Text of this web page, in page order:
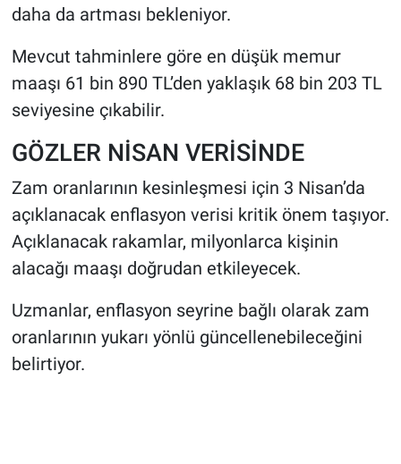
daha da artması bekleniyor.
Mevcut tahminlere göre en düşük memur
maaşı 61 bin 890 TL’den yaklaşık 68 bin 203 TL
seviyesine çıkabilir.
GÖZLER NİSAN VERİSİNDE
Zam oranlarının kesinleşmesi için 3 Nisan’da
açıklanacak enflasyon verisi kritik önem taşıyor.
Açıklanacak rakamlar, milyonlarca kişinin
alacağı maaşı doğrudan etkileyecek.
Uzmanlar, enflasyon seyrine bağlı olarak zam
oranlarının yukarı yönlü güncellenebileceğini
belirtiyor.